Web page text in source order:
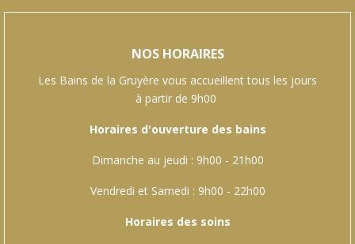
NOS HORAIRES
Les Bains de la Gruyère vous accueillent tous les jours
à partir de 9h00
Horaires d'ouverture des bains
Dimanche au jeudi : 9h00 - 21h00
Vendredi et Samedi : 9h00 - 22h00
Horaires des soins